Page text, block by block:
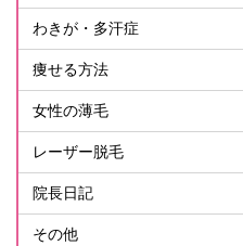
わきが・多汗症
痩せる方法
女性の薄毛
レーザー脱毛
院長日記
その他